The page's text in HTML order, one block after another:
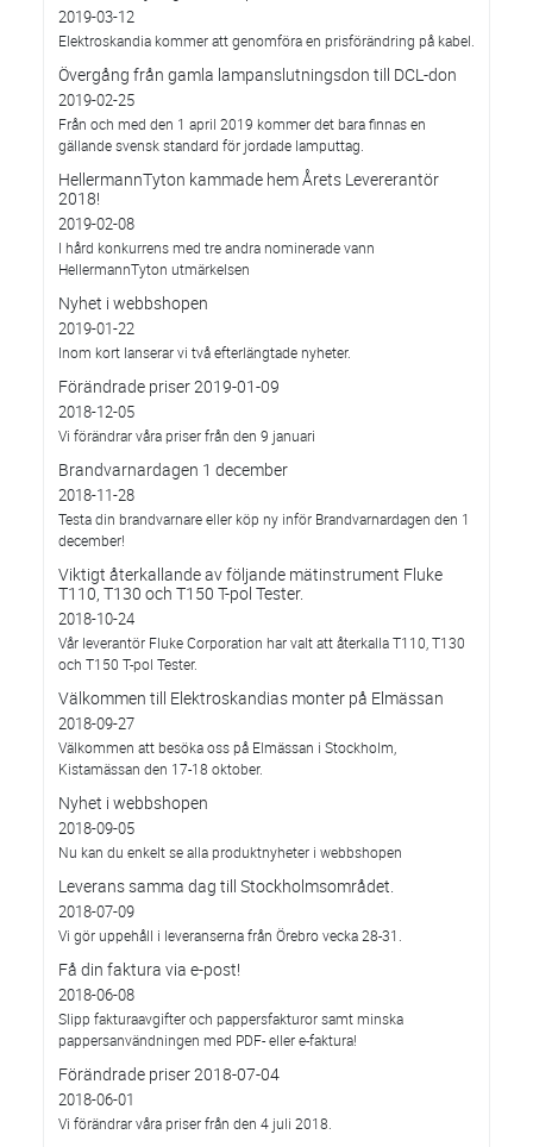
2019-03-12
Elektroskandia kommer att genomföra en prisförändring på kabel.
Övergång från gamla lampanslutningsdon till DCL-don
2019-02-25
Från och med den 1 april 2019 kommer det bara finnas en
gällande svensk standard för jordade lamputtag.
HellermannTyton kammade hem Årets Levererantör
2018!
2019-02-08
I hård konkurrens med tre andra nominerade vann
HellermannTyton utmärkelsen
Nyhet i webbshopen
2019-01-22
Inom kort lanserar vi två efterlängtade nyheter.
Förändrade priser 2019-01-09
2018-12-05
Vi förändrar våra priser från den 9 januari
Brandvarnardagen 1 december
2018-11-28
Testa din brandvarnare eller köp ny inför Brandvarnardagen den 1
december!
Viktigt återkallande av följande mätinstrument Fluke
T110, T130 och T150 T-pol Tester.
2018-10-24
Vår leverantör Fluke Corporation har valt att återkalla T110, T130
och T150 T-pol Tester.
Välkommen till Elektroskandias monter på Elmässan
2018-09-27
Välkommen att besöka oss på Elmässan i Stockholm,
Kistamässan den 17-18 oktober.
Nyhet i webbshopen
2018-09-05
Nu kan du enkelt se alla produktnyheter i webbshopen
Leverans samma dag till Stockholmsområdet.
2018-07-09
Vi gör uppehåll i leveranserna från Örebro vecka 28-31.
Få din faktura via e-post!
2018-06-08
Slipp fakturaavgifter och pappersfakturor samt minska
pappersanvändningen med PDF- eller e-faktura!
Förändrade priser 2018-07-04
2018-06-01
Vi förändrar våra priser från den 4 juli 2018.